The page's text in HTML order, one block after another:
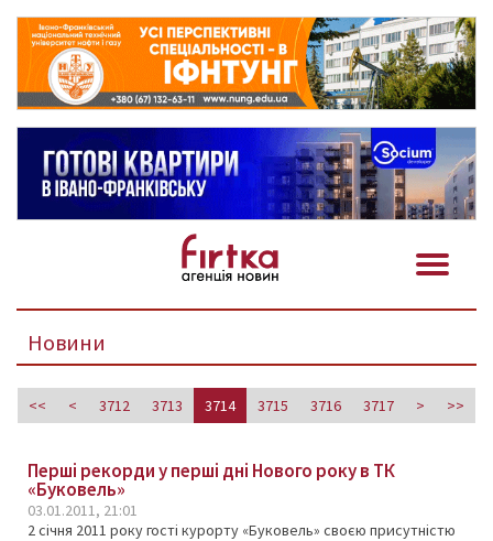
Новини
<< < 3712 3713 3714 3715 3716 3717 > >>
Перші рекорди у перші дні Нового року в ТК
«Буковель»
03.01.2011, 21:01
2 січня 2011 року гості курорту «Буковель» своєю присутністю